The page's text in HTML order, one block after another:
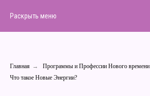
Раскрыть меню
Главная → Программы и Профессии Нового времени
Что такое Новые Энергии?